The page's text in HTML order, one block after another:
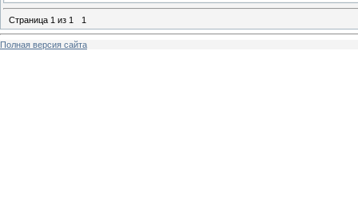
Страница 1 из 1 1
Полная версия сайта